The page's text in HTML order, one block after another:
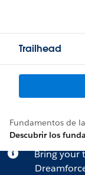
Trailhead
Fundamentos de
Descubrir los
Bring your